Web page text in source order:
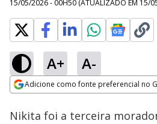
15/05/2026 - 00H50 (ATUALIZADO EM 15/
A+ A-
Adicione como fonte preferencial no
Ativar
Loaded:
12.16%
Nikita foi a terceira